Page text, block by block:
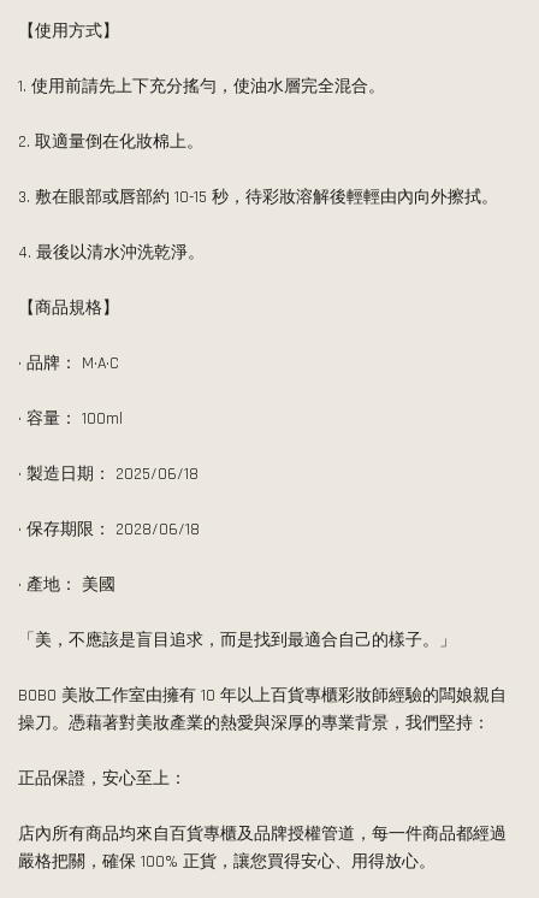
【使用方式】
1. 使用前請先上下充分搖勻，使油水層完全混合。
2. 取適量倒在化妝棉上。
3. 敷在眼部或唇部約 10-15 秒，待彩妝溶解後輕輕由內向外擦拭。
4. 最後以清水沖洗乾淨。
【商品規格】
• 品牌： M·A·C
• 容量： 100ml
• 製造日期： 2025/06/18
• 保存期限： 2028/06/18
• 產地： 美國
「美，不應該是盲目追求，而是找到最適合自己的樣子。」
BOBO 美妝工作室由擁有 10 年以上百貨專櫃彩妝師經驗的闆娘親自
操刀。憑藉著對美妝產業的熱愛與深厚的專業背景，我們堅持：
正品保證，安心至上：
店內所有商品均來自百貨專櫃及品牌授權管道，每一件商品都經過
嚴格把關，確保 100% 正貨，讓您買得安心、用得放心。